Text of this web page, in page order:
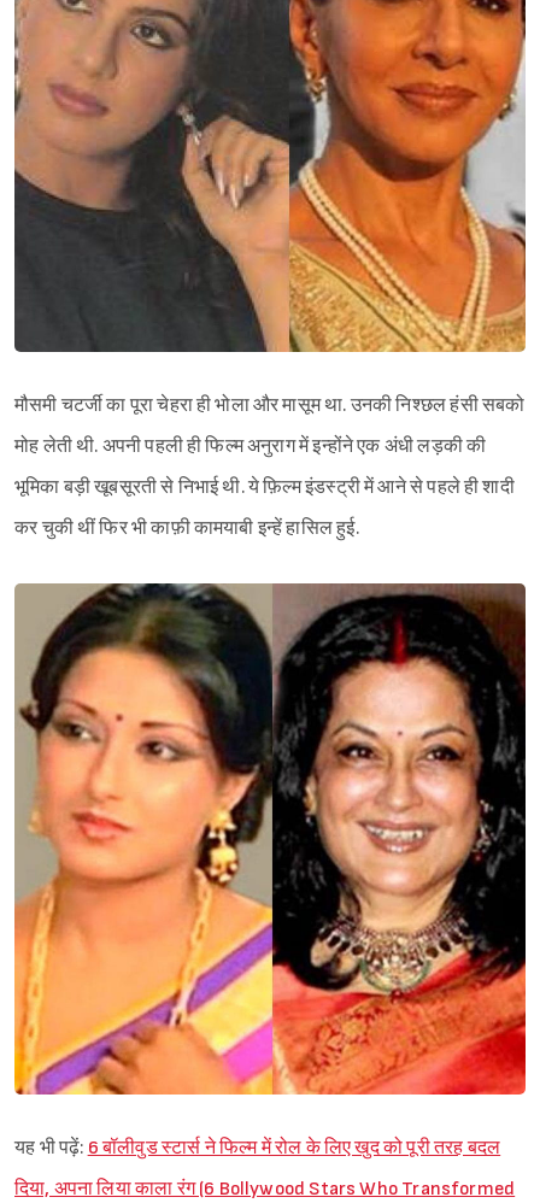
मौसमी चटर्जी का पूरा चेहरा ही भोला और मासूम था. उनकी निश्छल हंसी सबको
मोह लेती थी. अपनी पहली ही फिल्म अनुराग में इन्होंने एक अंधी लड़की की
भूमिका बड़ी खूबसूरती से निभाई थी. ये फ़िल्म इंडस्ट्री में आने से पहले ही शादी
कर चुकी थीं फिर भी काफ़ी कामयाबी इन्हें हासिल हुई.
यह भी पढ़ें: 6 बॉलीवुड स्टार्स ने फिल्म में रोल के लिए खुद को पूरी तरह बदल
दिया, अपना लिया काला रंग (6 Bollywood Stars Who Transformed